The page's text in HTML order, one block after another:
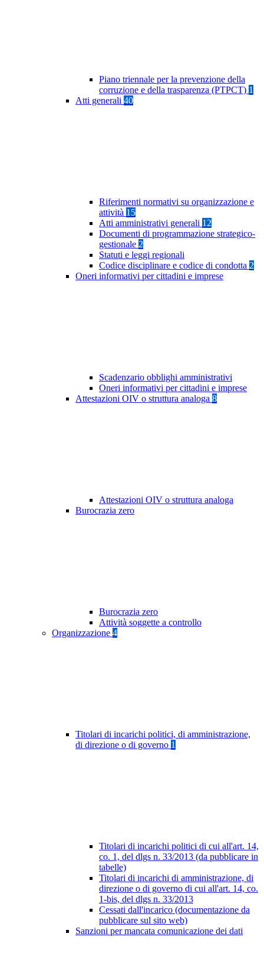
Piano triennale per la prevenzione della
corruzione e della trasparenza (PTPCT) 1
Atti generali 40
Riferimenti normativi su organizzazione e
attività 15
Atti amministrativi generali 12
Documenti di programmazione strategico-
gestionale 2
Statuti e leggi regionali
Codice disciplinare e codice di condotta 2
Oneri informativi per cittadini e imprese
Scadenzario obblighi amministrativi
Oneri informativi per cittadini e imprese
Attestazioni OIV o struttura analoga 8
Attestazioni OIV o struttura analoga
Burocrazia zero
Burocrazia zero
Attività soggette a controllo
Organizzazione 4
Titolari di incarichi politici, di amministrazione,
di direzione o di governo 1
Titolari di incarichi politici di cui all'art. 14,
co. 1, del dlgs n. 33/2013 (da pubblicare in
tabelle)
Titolari di incarichi di amministrazione, di
direzione o di governo di cui all'art. 14, co.
1-bis, del dlgs n. 33/2013
Cessati dall'incarico (documentazione da
pubblicare sul sito web)
Sanzioni per mancata comunicazione dei dati